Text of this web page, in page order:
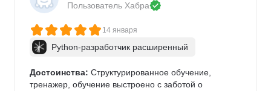
Пользователь Хабра
14 января
Python-разработчик расширенный
Достоинства: Структурированное обучение,
тренажер, обучение выстроено с заботой о